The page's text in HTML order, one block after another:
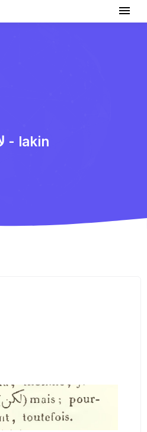
لاكن - lakin